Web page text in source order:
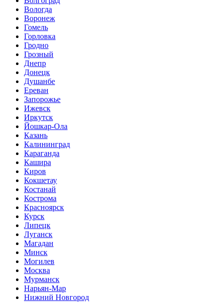
Вологда
Воронеж
Гомель
Горловка
Гродно
Грозный
Днепр
Донецк
Душанбе
Ереван
Запорожье
Ижевск
Иркутск
Йошкар-Ола
Казань
Калининград
Караганда
Кашира
Киров
Кокшетау
Костанай
Кострома
Красноярск
Курск
Липецк
Луганск
Магадан
Минск
Могилев
Москва
Мурманск
Нарьян-Мар
Нижний Новгород